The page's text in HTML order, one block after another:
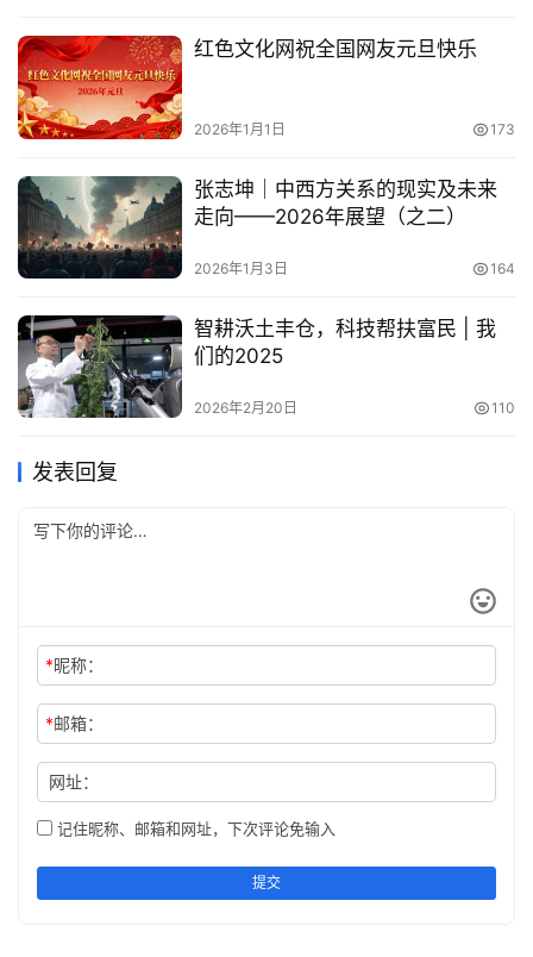
红色文化网祝全国网友元旦快乐
2026年1月1日 173
张志坤｜中西方关系的现实及未来
走向——2026年展望（之二）
2026年1月3日 164
智耕沃土丰仓，科技帮扶富民 | 我
们的2025
2026年2月20日 110
发表回复
*昵称：
*邮箱：
网址：
记住昵称、邮箱和网址，下次评论免输入
提交